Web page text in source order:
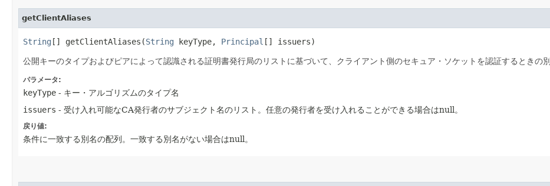
getClientAliases
String [] getClientAliases​(String keyType, Principal [] issuers)
公開キーのタイプおよびピアによって認識される証明書発行局のリストに基づいて、クライアント側のセキュア・ソケットを認証するときの別
パラメータ:
keyType - キー・アルゴリズムのタイプ名
issuers - 受け入れ可能なCA発行者のサブジェクト名のリスト。任意の発行者を受け入れることができる場合はnull。
戻り値:
条件に一致する別名の配列。一致する別名がない場合はnull。